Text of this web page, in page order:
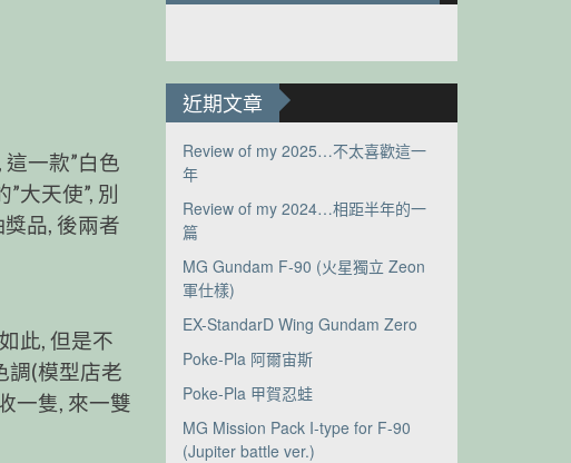
一款”白色
大天使”, 別
品, 後兩者
此, 但是不
調(模型店老
一隻, 來一雙
近期文章
Review of my 2025…不太喜歡這一
年
Review of my 2024…相距半年的一
篇
MG Gundam F-90 (火星獨立 Zeon
軍仕樣)
EX-StandarD Wing Gundam Zero
Poke-Pla 阿爾宙斯
Poke-Pla 甲賀忍蛙
MG Mission Pack I-type for F-90
(Jupiter battle ver.)